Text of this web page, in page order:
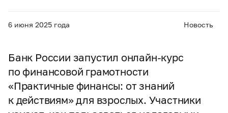
6 июня 2025 года Новость
Банк России запустил онлайн-курс
по финансовой грамотности
«Практичные финансы: от знаний
к действиям» для взрослых. Участники